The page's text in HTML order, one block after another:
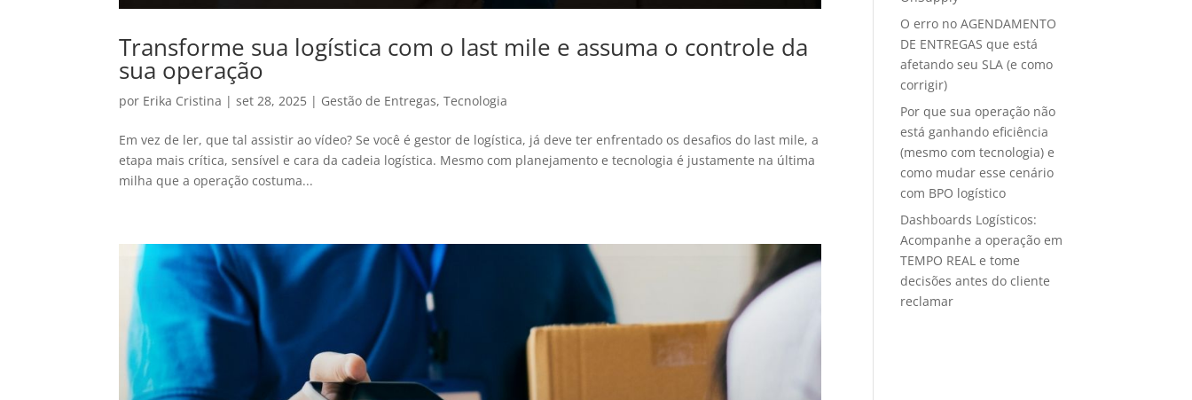
Transforme sua logística com o last mile e assuma o controle da
sua operação
por Erika Cristina |set 28, 2025 | Gestão de Entregas,Tecnologia
Em vez de ler, que tal assistir ao vídeo? Se você é gestor de logística, já deve ter enfrentado os desafios do last mile, a
etapa mais crítica, sensível e cara da cadeia logística. Mesmo com planejamento e tecnologia é justamente na última
milha que a operação costuma...
O erro no AGENDAMENTO
DE ENTREGAS que está
afetando seu SLA (e como
corrigir)
Por que sua operação não
está ganhando eficiência
(mesmo com tecnologia) e
como mudar esse cenário
com BPO logístico
Dashboards Logísticos:
Acompanhe a operação em
TEMPO REAL e tome
decisões antes do cliente
reclamar